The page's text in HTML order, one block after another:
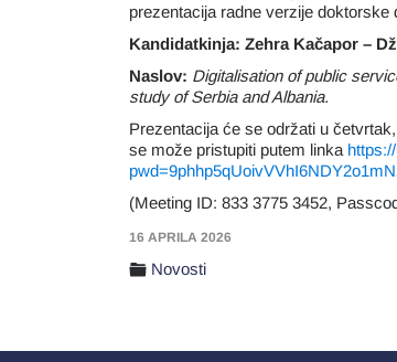
prezentacija radne verzije doktorske
Kandidatkinja: Zehra Kačapor –
Naslov: Digitalisation of public
study of Serbia and Albania.
Prezentacija će se održati u
se može pristupiti putem linka
(Meeting ID: 833 3775 3452,
16 APRILA 2026
Novosti